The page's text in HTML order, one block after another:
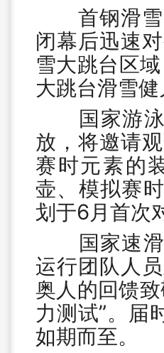
首钢滑雪
闭幕后迅速
雪大跳台区
大跳台滑雪
国家游泳
放，将邀请
赛时元素的
壶、模拟赛
划于6月首次
国家速滑
运行团队人
奥人的回馈
力测试”。届
如期而至。